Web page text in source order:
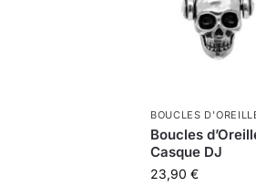
BOUCLES
Boucles
Casque DJ
23,90 €